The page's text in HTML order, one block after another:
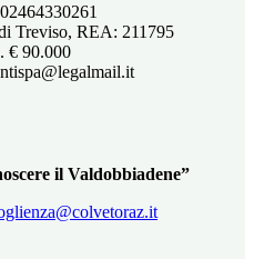
Treviso, REA: 211795
€ 90.000
il Valdobbiadene”